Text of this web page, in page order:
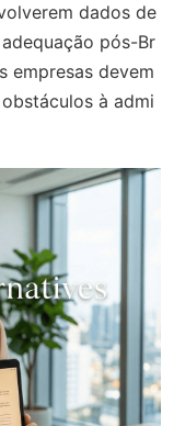
dados de
pós-Br
empresas devem
à admi